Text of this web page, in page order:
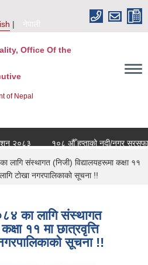
नेपाली
Office Of the
of Nepal
२०८३
१०८ औँ हप्ताको नदी/नगर सरसफाई
संस्थागत (निजी) विद्यालयहरूमा कक्षा ११
टाेखा नगरपालिकाकाे सूचना !!
का लागि संस्थागत
११ मा छात्रवृत्ति
सूचना !!